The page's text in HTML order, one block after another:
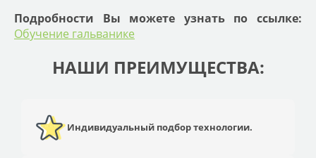
Подробности Вы можете узнать по ссылке:
Обучение гальванике
НАШИ ПРЕИМУЩЕСТВА:
Индивидуальный подбор технологии.